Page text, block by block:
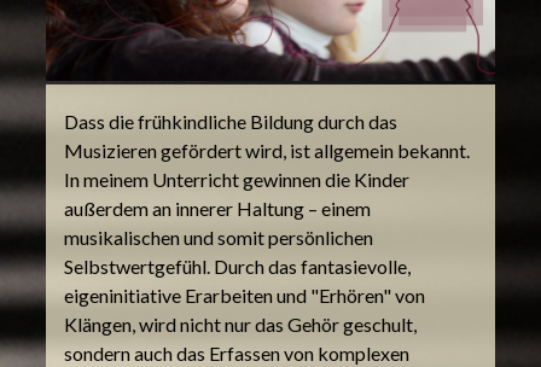
Dass die frühkindliche Bildung durch das
Musizieren gefördert wird, ist allgemein bekannt.
In meinem Unterricht gewinnen die Kinder
außerdem an innerer Haltung – einem
musikalischen und somit persönlichen
Selbstwertgefühl. Durch das fantasievolle,
eigeninitiative Erarbeiten und "Erhören" von
Klängen, wird nicht nur das Gehör geschult,
sondern auch das Erfassen von komplexen